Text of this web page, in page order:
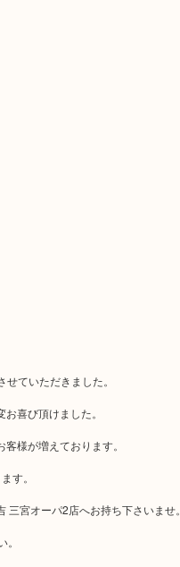
ていただきました。
喜び頂けました。
様が増えております。
す。
宮オーパ2店へお持ち下さいませ。